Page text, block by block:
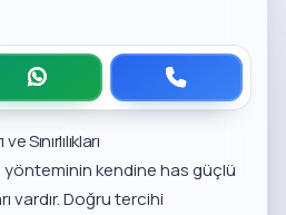
Sınırlılıkları
kendine has güçlü
vardır. Doğru tercihi